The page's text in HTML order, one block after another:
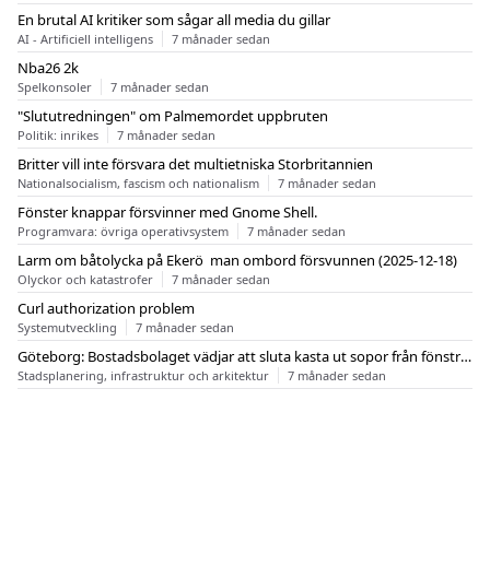
En brutal AI kritiker som sågar all media du gillar
AI - Artificiell intelligens 7 månader sedan
Nba26 2k
Spelkonsoler 7 månader sedan
"Slututredningen" om Palmemordet uppbruten
Politik: inrikes 7 månader sedan
Britter vill inte försvara det multietniska Storbritannien
Nationalsocialism, fascism och nationalism 7 månader sedan
Fönster knappar försvinner med Gnome Shell.
Programvara: övriga operativsystem 7 månader sedan
Larm om båtolycka på Ekerö  man ombord försvunnen (2025-12-18)
Olyckor och katastrofer 7 månader sedan
Curl authorization problem
Systemutveckling 7 månader sedan
Göteborg: Bostadsbolaget vädjar att sluta kasta ut sopor från fönstren
Stadsplanering, infrastruktur och arkitektur 7 månader sedan